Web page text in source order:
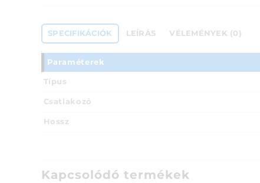
SPECIFIKÁCIÓK LEÍRÁS VÉLEMÉNYEK (0)
Paraméterek
Típus
Csatlakozó
Hossz
Kapcsolódó termékek